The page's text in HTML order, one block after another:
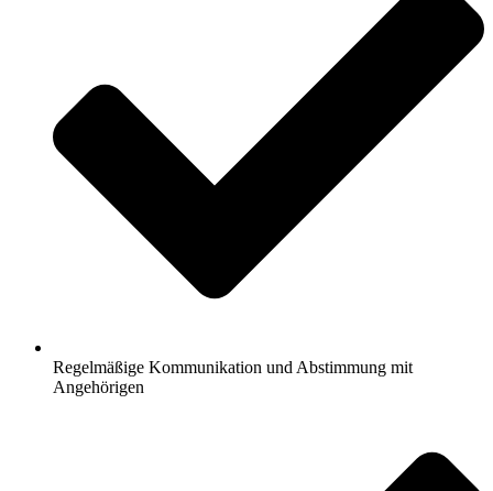
Regelmäßige Kommunikation und Abstimmung mit
Angehörigen